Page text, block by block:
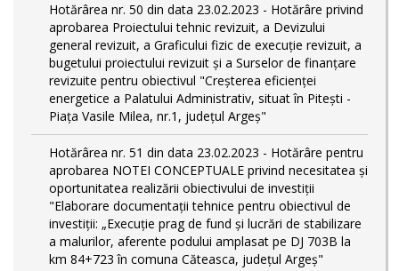
Hotărârea nr. 50 din data 23.02.2023 - Hotărâre privind
aprobarea Proiectului tehnic revizuit, a Devizului
general revizuit, a Graficului fizic de execuţie revizuit, a
bugetului proiectului revizuit și a Surselor de finanțare
revizuite pentru obiectivul "Creşterea eficienţei
energetice a Palatului Administrativ, situat în Piteşti -
Piaţa Vasile Milea, nr.1, judeţul Argeş"
Hotărârea nr. 51 din data 23.02.2023 - Hotărâre pentru
aprobarea NOTEI CONCEPTUALE privind necesitatea și
oportunitatea realizării obiectivului de investiții
"Elaborare documentații tehnice pentru obiectivul de
investiţii: „Execuție prag de fund și lucrări de stabilizare
a malurilor, aferente podului amplasat pe DJ 703B la
km 84+723 în comuna Căteasca, județul Argeș"